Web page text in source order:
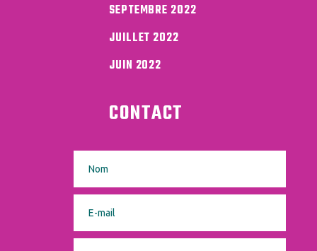
SEPTEMBRE 2022
JUILLET 2022
JUIN 2022
CONTACT